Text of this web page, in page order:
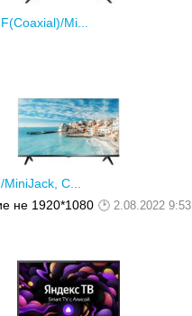
Mi...
C...
не 1920*1080
2.08.2022 9:53